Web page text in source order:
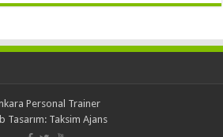
Personal Trainer
Tasarım: Taksim Ajans